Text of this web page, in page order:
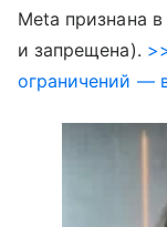
Meta признана
и запрещена).
ограничений —